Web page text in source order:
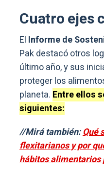
Cuatro ejes
El Informe de
Pak destacó otros
último año, y sus
proteger los
planeta. Entre ellos
siguientes:
//Mirá también:Qué
flexitarianos y por
hábitos alimentarios